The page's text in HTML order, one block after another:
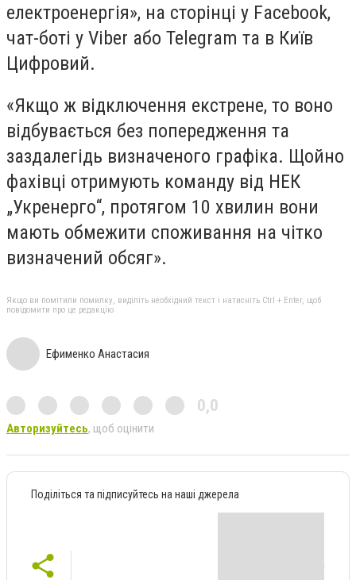
електроенергія», на сторінці у Facebook,
чат-боті у Viber або Telegram та в Київ
Цифровий.
«Якщо ж відключення екстрене, то воно
відбувається без попередження та
заздалегідь визначеного графіка. Щойно
фахівці отримують команду від НЕК
„Укренерго“, протягом 10 хвилин вони
мають обмежити споживання на чітко
визначений обсяг».
Якщо ви помітили помилку, виділіть необхідний текст і натисніть Ctrl + Enter, щоб
повідомити про це редакцію
Ефименко Анастасия
0,0
Авторизуйтесь, щоб оцінити
Поділіться та підписуйтесь на наші джерела